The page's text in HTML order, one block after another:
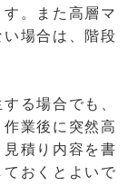
。また高層マ
場合は、階段
る場合でも、
業後に突然高
積り内容を書
おくとよいで